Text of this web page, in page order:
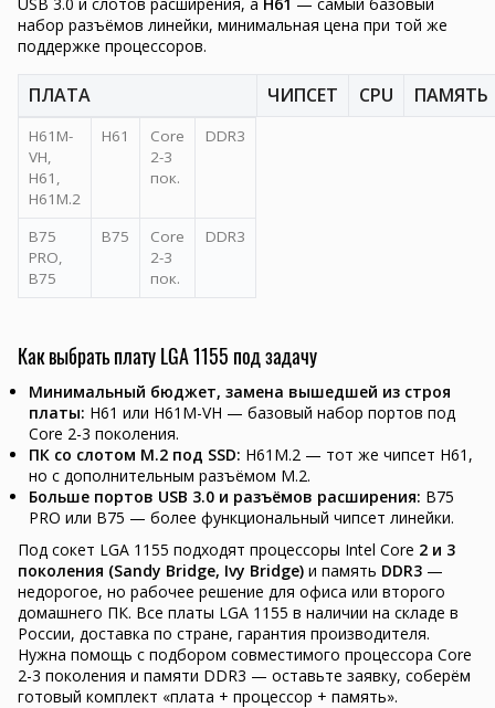
набор разъёмов линейки, минимальная цена при той же
поддержке процессоров.
ПЛАТА ЧИПСЕТ CPU ПАМЯТЬ
H61M-
VH,
H61,
H61M.2
H61
Core
2-3
пок.
DDR3
B75
PRO,
B75
B75
Core
2-3
пок.
DDR3
Как выбрать плату LGA 1155 под задачу
Минимальный бюджет, замена вышедшей из строя
платы: H61 или H61M-VH — базовый набор портов под
Core 2-3 поколения.
ПК со слотом M.2 под SSD: H61M.2 — тот же чипсет H61,
но с дополнительным разъёмом M.2.
Больше портов USB 3.0 и разъёмов расширения: B75
PRO или B75 — более функциональный чипсет линейки.
Под сокет LGA 1155 подходят процессоры Intel Core 2 и 3
поколения (Sandy Bridge, Ivy Bridge) и память DDR3 —
недорогое, но рабочее решение для офиса или второго
домашнего ПК. Все платы LGA 1155 в наличии на складе в
России, доставка по стране, гарантия производителя.
Нужна помощь с подбором совместимого процессора Core
2-3 поколения и памяти DDR3 — оставьте заявку, соберём
готовый комплект «плата + процессор + память».